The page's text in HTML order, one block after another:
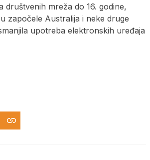
društvenih mreža do 16. godine,
započele Australija i neke druge
upotreba elektronskih uređaja